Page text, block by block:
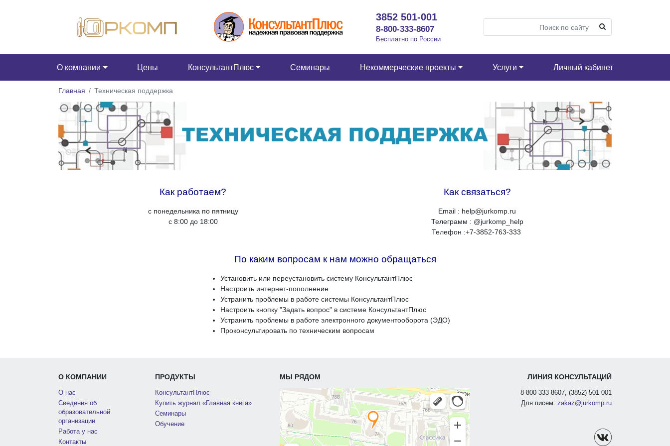
3852 501-001
8-800-333-8607
Бесплатно по России
О компании Цены КонсультантПлюс Семинары Некоммерческие проекты Услуги Личный кабинет
Главная Техническая поддержка
Как работаем?
с понедельника по пятницу
с 8:00 до 18:00
Как связаться?
Email : help@jurkomp.ru
Телеграмм : @jurkomp_help
Телефон :+7-3852-763-333
По каким вопросам к нам можно обращаться
Установить или переустановить систему КонсультантПлюс
Настроить интернет-пополнение
Устранить проблемы в работе системы КонсультантПлюс
Настроить кнопку "Задать вопрос" в системе КонсультантПлюс
Устранить проблемы в работе электронного документооборота (ЭДО)
Проконсультировать по техническим вопросам
О КОМПАНИИ
О нас
Сведения об
образовательной
организации
Работа у нас
Контакты
ПРОДУКТЫ
КонсультантПлюс
Купить журнал «Главная книга»
Семинары
Обучение
МЫ РЯДОМ ЛИНИЯ КОНСУЛЬТАЦИЙ
8-800-333-8607, (3852) 501-001
Для писем: zakaz@jurkomp.ru